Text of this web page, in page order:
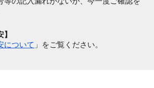
について 」をご覧ください。